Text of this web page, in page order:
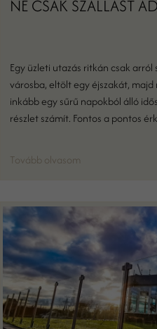
NE CSAK SZÁLLÁST
Egy üzleti utazás ritkán csak
városba, eltölt egy éjszakát,
inkább egy sűrű napokból álló
részlet számít. Fontos a pontos
Tovább olvasom